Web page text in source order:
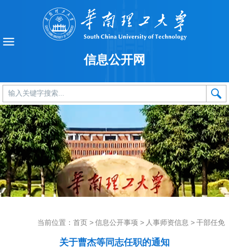
信息公开网
当前位置： 首页 > 信息公开事项 > 人事师资信息 > 干部任免
关于曹杰等同志任职的通知